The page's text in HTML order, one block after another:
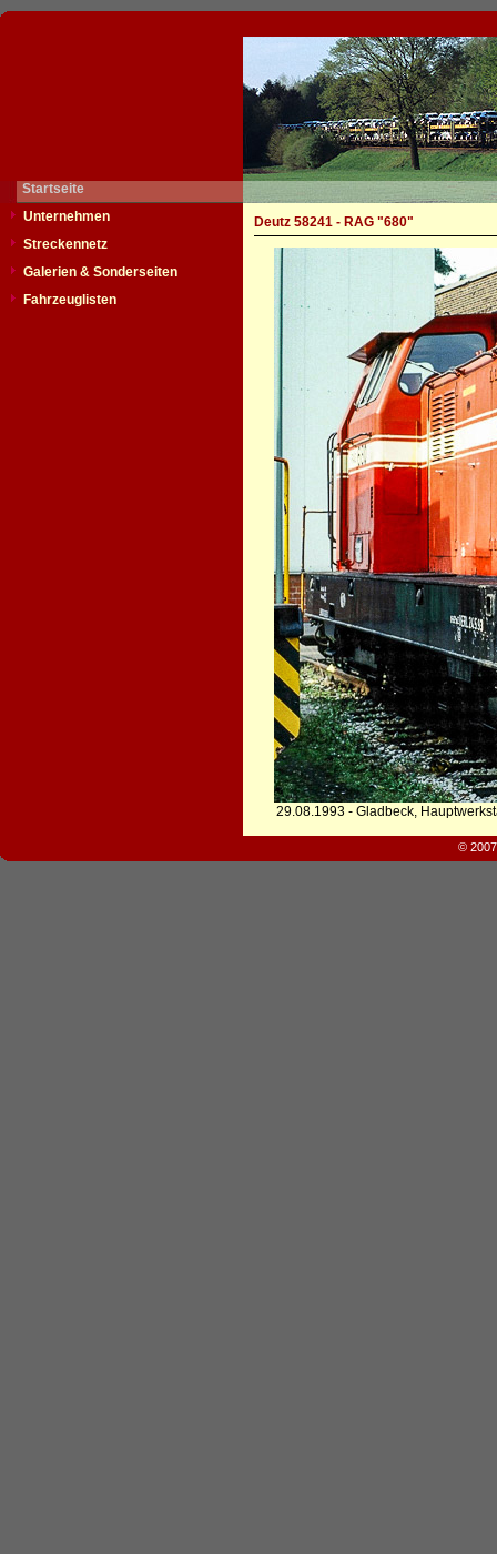
Startseite
Unternehmen
Streckennetz
Galerien & Sonderseiten
Fahrzeuglisten
Deutz 58241 - RAG "680"
29.08.1993 - Gladbeck,
©